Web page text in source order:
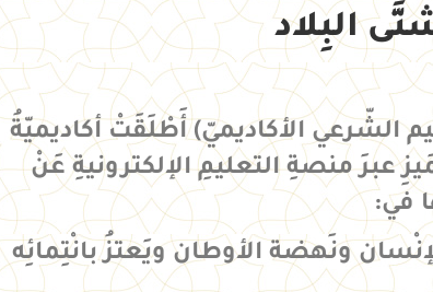
البِلاد
الشّرعي الأكاديميّ) أَطْلَقَتْ أكاديميّةُ
عبرَ منصةِ التعليمِ الإلكترونيةِ عَنْ
في:
ونَهضة الأوطان ويَعتزُ بانْتِمائِه